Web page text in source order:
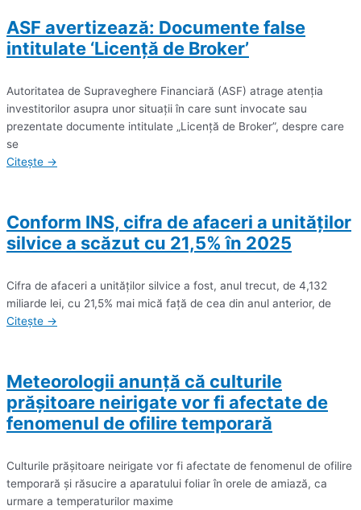
ASF avertizează: Documente false
intitulate ‘Licenţă de Broker’
Autoritatea de Supraveghere Financiară (ASF) atrage atenţia
investitorilor asupra unor situaţii în care sunt invocate sau
prezentate documente intitulate „Licenţă de Broker”, despre care
se
Citește →
Conform INS, cifra de afaceri a unităţilor
silvice a scăzut cu 21,5% în 2025
Cifra de afaceri a unităţilor silvice a fost, anul trecut, de 4,132
miliarde lei, cu 21,5% mai mică faţă de cea din anul anterior, de
Citește →
Meteorologii anunță că culturile
prăşitoare neirigate vor fi afectate de
fenomenul de ofilire temporară
Culturile prăşitoare neirigate vor fi afectate de fenomenul de ofilire
temporară şi răsucire a aparatului foliar în orele de amiază, ca
urmare a temperaturilor maxime